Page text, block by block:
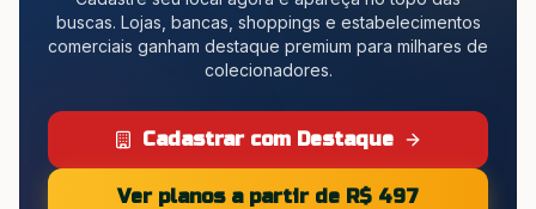
buscas. Lojas, bancas, shoppings e estabelecimentos
comerciais ganham destaque premium para milhares de
colecionadores.
Cadastrar com Destaque
Ver planos a partir de R$ 497